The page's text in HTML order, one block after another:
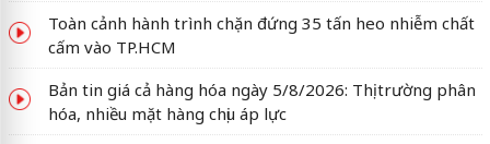
Toàn cảnh hành trình chặn đứng 35 tấn heo nhiễm chất
cấm vào TP.HCM
Bản tin giá cả hàng hóa ngày 5/8/2026: Thị trường phân
hóa, nhiều mặt hàng chịu áp lực